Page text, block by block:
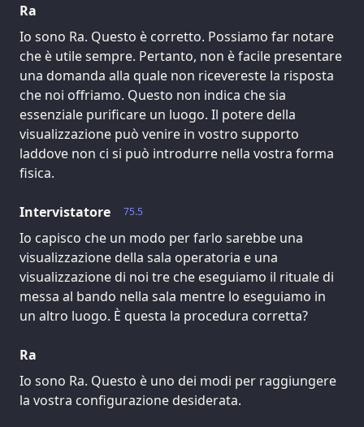
Ra
Io sono Ra. Questo è corretto. Possiamo far notare
che è utile sempre. Pertanto, non è facile presentare
una domanda alla quale non ricevereste la risposta
che noi offriamo. Questo non indica che sia
essenziale purificare un luogo. Il potere della
visualizzazione può venire in vostro supporto
laddove non ci si può introdurre nella vostra forma
fisica.
75.5
Intervistatore
Io capisco che un modo per farlo sarebbe una
visualizzazione della sala operatoria e una
visualizzazione di noi tre che eseguiamo il rituale di
messa al bando nella sala mentre lo eseguiamo in
un altro luogo. È questa la procedura corretta?
Ra
Io sono Ra. Questo è uno dei modi per raggiungere
la vostra configurazione desiderata.